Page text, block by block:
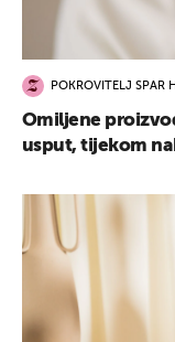
POKROVITELJ SPAR
Omiljene
usput, tijekom